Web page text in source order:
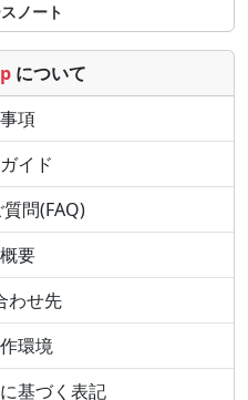
ノート
について
項
イド
問(FAQ)
要
わせ先
環境
基づく表記